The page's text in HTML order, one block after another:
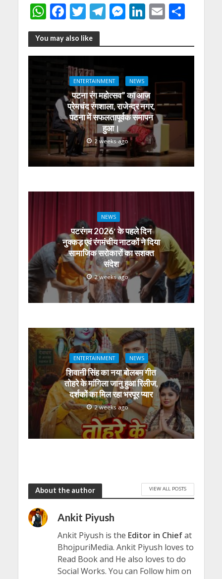
W
h
at
s
p
F
ac
e
b
o
o
k
T
w
itt
er
T
e
gr
a
m
M
ss
e
n
g
er
Li
k
e
dI
n
E
ai
l
S
ar
e
You may also like
ENTERTAINMENT NEWS
पटना रंग महोत्सव” का आज
प्रेमचंद रंगशाला, राजेन्द्र नगर,
पटना में सफलतापूर्वक समापन
हुआ।
2 weeks ago
NEWS
पटरंगम 2026′ के पहले दिन
नुक्कड़ एवं रंगमंचीय नाटकों ने दिया
सामाजिक सरोकारों का सशक्त
संदेश
2 weeks ago
ENTERTAINMENT NEWS
शिवानी सिंह का नया बोलबम गीत
तोहरे के मांगिला जानु हुआ रिलीज,
दर्शकों का मिल रहा भरपूर प्यार
2 weeks ago
About the author VIEW ALL POSTS
Ankit Piyush
Ankit Piyush is the Editor in Chiefat
BhojpuriMedia. Ankit Piyush loves to
Read Book and He also loves to do
Social Works. You can Follow him on